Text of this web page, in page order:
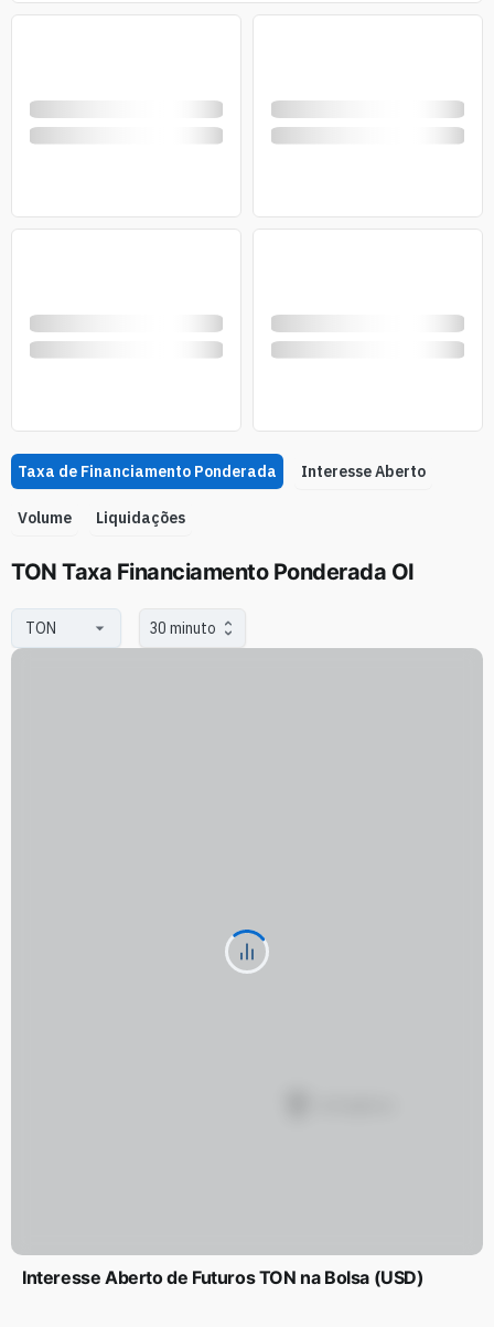
Taxa de Financiamento Ponderada Interesse Aberto
Volume Liquidações
TON Taxa Financiamento Ponderada OI
30 minuto
Interesse Aberto de Futuros TON na Bolsa (USD)